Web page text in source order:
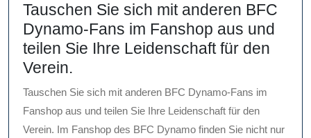
Tauschen Sie sich mit anderen BFC
Dynamo-Fans im Fanshop aus und
teilen Sie Ihre Leidenschaft für den
Verein.
Tauschen Sie sich mit anderen BFC Dynamo-Fans im
Fanshop aus und teilen Sie Ihre Leidenschaft für den
Verein. Im Fanshop des BFC Dynamo finden Sie nicht nur